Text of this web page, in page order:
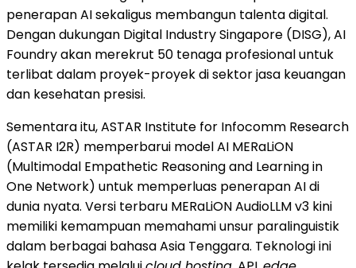
penerapan AI sekaligus membangun talenta digital.
Dengan dukungan Digital Industry Singapore (DISG), AI
Foundry akan merekrut 50 tenaga profesional untuk
terlibat dalam proyek-proyek di sektor jasa keuangan
dan kesehatan presisi.
Sementara itu, ASTAR Institute for Infocomm Research
(ASTAR I2R) memperbarui model AI MERaLiON
(Multimodal Empathetic Reasoning and Learning in
One Network) untuk memperluas penerapan AI di
dunia nyata. Versi terbaru MERaLiON AudioLLM v3 kini
memiliki kemampuan memahami unsur paralinguistik
dalam berbagai bahasa Asia Tenggara. Teknologi ini